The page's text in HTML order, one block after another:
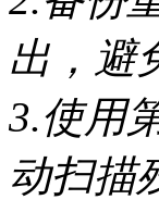
出，避
3.使用
动扫描